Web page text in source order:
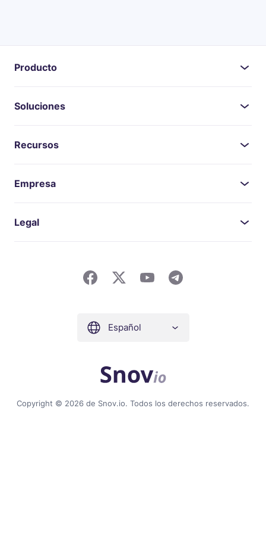
Producto
Soluciones
Recursos
Empresa
Legal
Copyright © 2026 de Snov.io. Todos los derechos reservados.
Español